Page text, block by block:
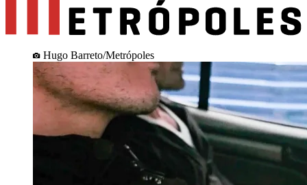
Hugo Barreto/Metrópoles